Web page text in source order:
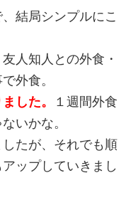
結局シンプルにこ
人知人との外食・
外食。
した。
１週間外食
いかな。
たが、それでも順
ップしていきまし